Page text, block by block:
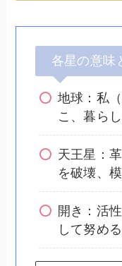
各星の意味
地球：私
こ、暮ら
天王星：
を破壊、
開き：活
して努め